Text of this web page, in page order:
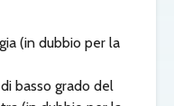
(in dubbio per la
basso grado del